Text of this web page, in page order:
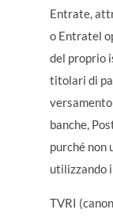
Entrate,
o Entratel
del proprio
titolari di
banche,
purché non
utilizzando
TVRI